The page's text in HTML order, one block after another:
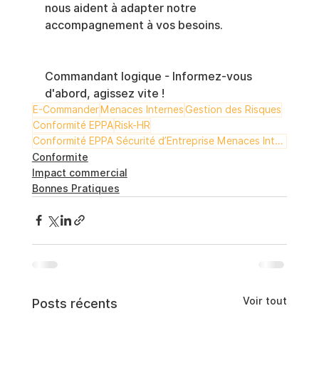
nous aident à adapter notre
accompagnement à vos besoins.
Commandant logique - Informez-vous
d'abord, agissez vite !
E-Commander Menaces InternesGestion des Risques
Conformité EPPA Risk-HR
Conformité EPPA Sécurité d’Entreprise Menaces Internes Gestion des Risques E-Commander Risk-HR
Conformite
Impact commercial
Bonnes Pratiques
Posts récents Voir tout